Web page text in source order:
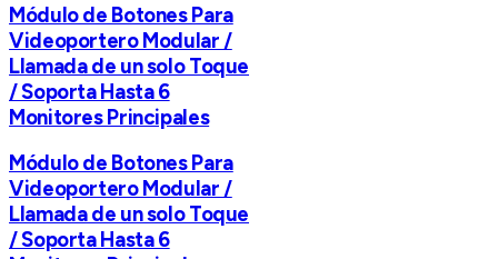
Módulo de Botones Para
Videoportero Modular /
Llamada de un solo Toque
/ Soporta Hasta 6
Monitores Principales
Módulo de Botones Para
Videoportero Modular /
Llamada de un solo Toque
/ Soporta Hasta 6